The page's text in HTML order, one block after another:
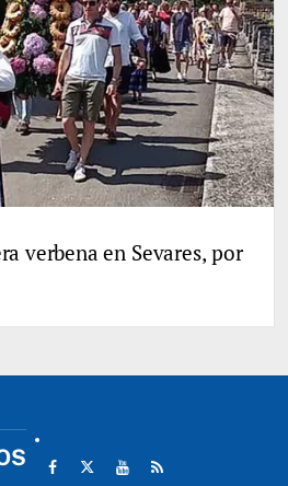
verbena en Sevares, por